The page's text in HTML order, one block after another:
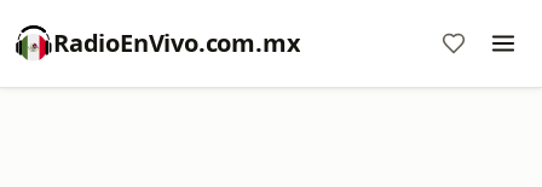
RadioEnVivo.com.mx